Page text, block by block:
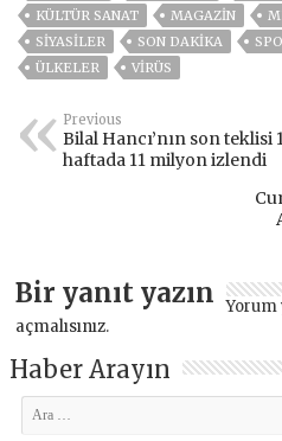
KÜLTÜR SANAT
MAGAZİN
SİYASİLER
SON DAKIKA
ÜLKELER
VIRÜS
Previous
Bilal Hancı’nın son teklisi
haftada 11 milyon izlendi
Bir yanıt yazın
açmalısınız.
Haber Arayın